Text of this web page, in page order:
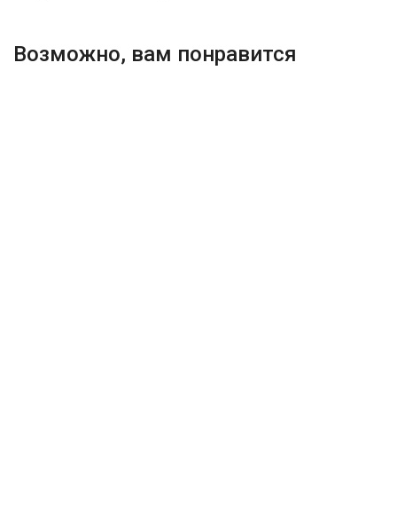
Возможно, вам понравится